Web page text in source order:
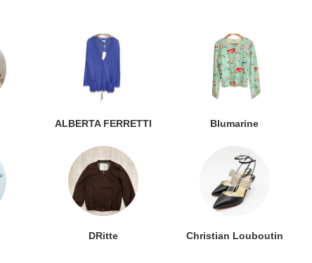
ALBERTA FERRETTI Blumarine
DRitte Christian Louboutin